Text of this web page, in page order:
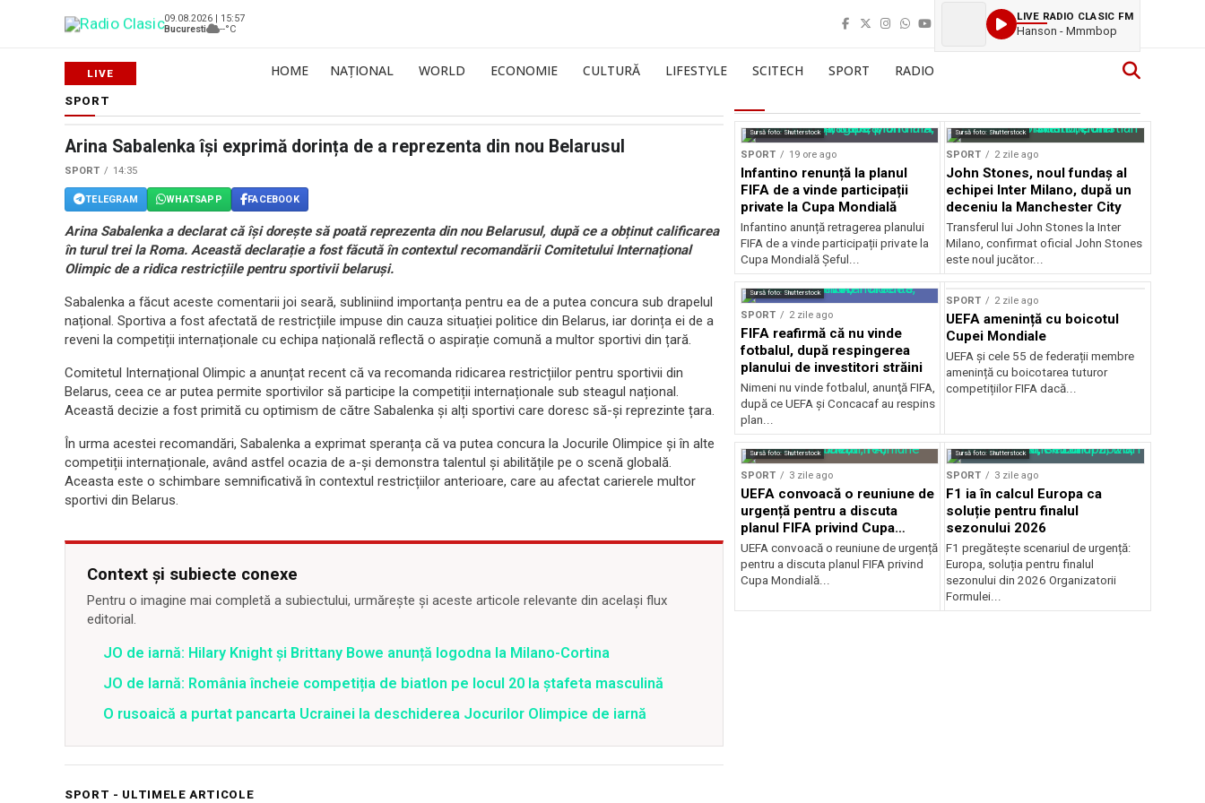
09.08.2026 | 15:57
Bucuresti
--°C
LIVE RADIO CLASIC FM
Hanson - Mmmbop
HOME NAȚIONAL WORLD ECONOMIE CULTURĂ LIFESTYLE SCITECH SPORT RADIO
SPORT
Arina Sabalenka își exprimă dorința de a reprezenta din nou Belarusul
SPORT 14:35
TELEGRAM WHATSAPP FACEBOOK
Arina Sabalenka a declarat că își dorește să poată reprezenta din nou Belarusul, după ce a obținut calificarea
în turul trei la Roma. Această declarație a fost făcută în contextul recomandării Comitetului Internațional
Olimpic de a ridica restricțiile pentru sportivii belaruși.
Sabalenka a făcut aceste comentarii joi seară, subliniind importanța pentru ea de a putea concura sub drapelul
național. Sportiva a fost afectată de restricțiile impuse din cauza situației politice din Belarus, iar dorința ei de a
reveni la competiții internaționale cu echipa națională reflectă o aspirație comună a multor sportivi din țară.
Comitetul Internațional Olimpic a anunțat recent că va recomanda ridicarea restricțiilor pentru sportivii din
Belarus, ceea ce ar putea permite sportivilor să participe la competiții internaționale sub steagul național.
Această decizie a fost primită cu optimism de către Sabalenka și alți sportivi care doresc să-și reprezinte țara.
În urma acestei recomandări, Sabalenka a exprimat speranța că va putea concura la Jocurile Olimpice și în alte
competiții internaționale, având astfel ocazia de a-și demonstra talentul și abilitățile pe o scenă globală.
Aceasta este o schimbare semnificativă în contextul restricțiilor anterioare, care au afectat carierele multor
sportivi din Belarus.
Context și subiecte conexe
Pentru o imagine mai completă a subiectului, urmărește și aceste articole relevante din același flux
editorial.
JO de iarnă: Hilary Knight și Brittany Bowe anunță logodna la Milano-Cortina
JO de Iarnă: România încheie competiția de biatlon pe locul 20 la ștafeta masculină
O rusoaică a purtat pancarta Ucrainei la deschiderea Jocurilor Olimpice de iarnă
Sursă foto: Shutterstock
SPORT 19 ore ago
Infantino renunță la planul
FIFA de a vinde participații
private la Cupa Mondială
Infantino anunță retragerea planului
FIFA de a vinde participații private la
Cupa Mondială Șeful...
Sursă foto: Shutterstock
SPORT 2 zile ago
John Stones, noul fundaș al
echipei Inter Milano, după un
deceniu la Manchester City
Transferul lui John Stones la Inter
Milano, confirmat oficial John Stones
este noul jucător...
Sursă foto: Shutterstock
SPORT 2 zile ago
FIFA reafirmă că nu vinde
fotbalul, după respingerea
planului de investitori străini
Nimeni nu vinde fotbalul, anunţă FIFA,
după ce UEFA şi Concacaf au respins
plan...
SPORT 2 zile ago
UEFA amenință cu boicotul
Cupei Mondiale
UEFA și cele 55 de federații membre
amenință cu boicotarea tuturor
competițiilor FIFA dacă...
Sursă foto: Shutterstock
SPORT 3 zile ago
UEFA convoacă o reuniune de
urgență pentru a discuta
planul FIFA privind Cupa
Mondială
UEFA convoacă o reuniune de urgență
pentru a discuta planul FIFA privind
Cupa Mondială...
Sursă foto: Shutterstock
SPORT 3 zile ago
F1 ia în calcul Europa ca
soluție pentru finalul
sezonului 2026
F1 pregătește scenariul de urgență:
Europa, soluția pentru finalul
sezonului din 2026 Organizatorii
Formulei...
SPORT - ULTIMELE ARTICOLE